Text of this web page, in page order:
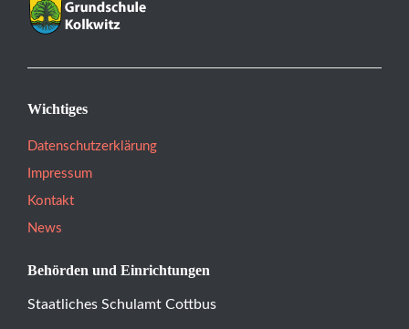
Wichtiges
Datenschutzerklärung
Impressum
Kontakt
News
Behörden und Einrichtungen
Staatliches Schulamt Cottbus